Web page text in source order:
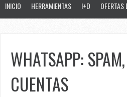
INICIO HERRAMIENTAS I+D OFERTAS
WHATSAPP:
CUENTAS